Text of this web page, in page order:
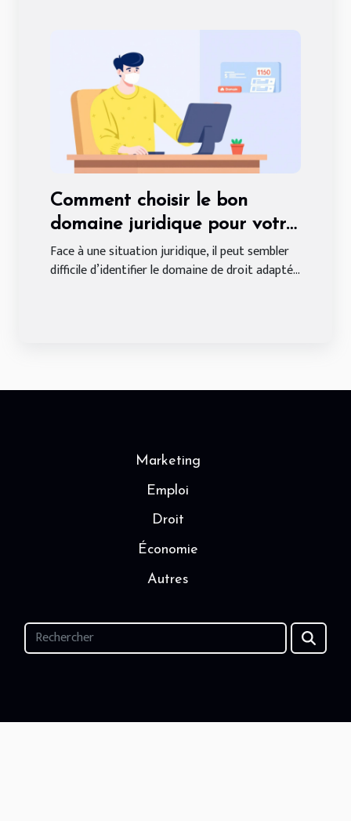
Comment choisir le bon
domaine juridique pour votre
problème ?
Face à une situation juridique, il peut sembler
difficile d’identifier le domaine de droit adapté...
Marketing
Emploi
Droit
Économie
Autres